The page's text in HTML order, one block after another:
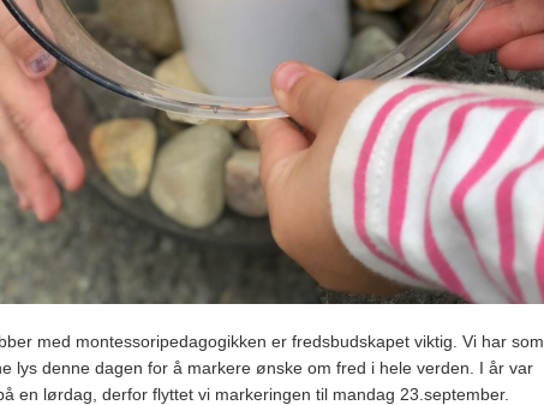
med montessoripedagogikken er fredsbudskapet viktig. Vi har som
lys denne dagen for å markere ønske om fred i hele verden. I år var
en lørdag, derfor flyttet vi markeringen til mandag 23.september.